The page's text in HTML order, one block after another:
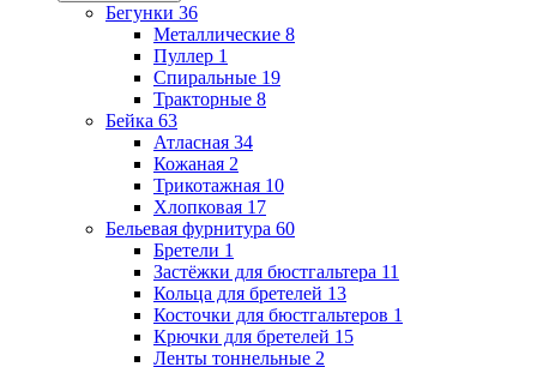
Бегунки 36
Металлические 8
Пуллер 1
Спиральные 19
Тракторные 8
Бейка 63
Атласная 34
Кожаная 2
Трикотажная 10
Хлопковая 17
Бельевая фурнитура 60
Бретели 1
Застёжки для бюстгальтера 11
Кольца для бретелей 13
Косточки для бюстгальтеров 1
Крючки для бретелей 15
Ленты тоннельные 2